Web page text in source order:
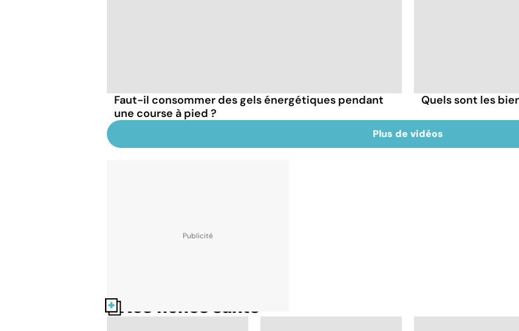
Faut-il consommer des gels énergétiques pendant
une course à pied ?
Quels sont les
Plus de vidéos
Nos fiches santé